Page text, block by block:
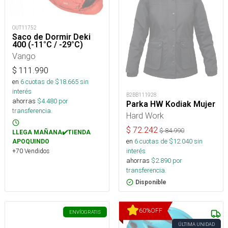
OUT11752
Saco de Dormir Deki
400 (-11°C / -29°C)
Vango
$ 111.990
en 6cuotas de $18.665sin
interés
ahorras $4.480 por
transferencia.
LLEGA MAÑANA✔️TIENDA
APOQUINDO
+70 Vendidos
B2BB111928
Parka HW Kodiak Mujer
Hard Work
$ 72.242 $84.990
en 6cuotas de $12.040sin
interés
ahorras $2.890 por
transferencia.
Disponible
ENVÍOGRATIS 60%OFF
ÚLTIMA UNIDAD